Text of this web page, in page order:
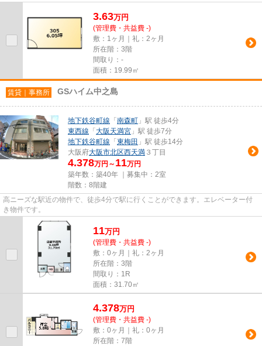
3.63万円
(管理費・共益費 -)
敷：1ヶ月｜礼：2ヶ月
所在階：3階
間取り：-
面積：19.99㎡
賃貸｜事務所 GSハイム中之島
地下鉄谷町線 「 南森町 」駅 徒歩4分
東西線 「 大阪天満宮 」駅 徒歩7分
地下鉄谷町線 「 東梅田 」駅 徒歩14分
大阪府大阪市北区西天満 ３丁目
4.378万円～ 11万円
築年数：築40年 ｜募集中： 2室
階数：8階建
高ニーズな駅近の物件で、徒歩4分で駅に行くことができます。エレベーター付
き物件です。
11万円
(管理費・共益費 -)
敷：0ヶ月｜礼：2ヶ月
所在階：3階
間取り：1R
面積：31.70㎡
4.378万円
(管理費・共益費 -)
敷：0ヶ月｜礼：0ヶ月
所在階：7階